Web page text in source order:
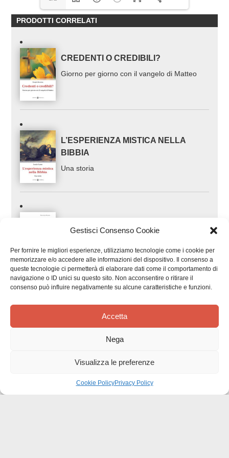
Gestisci Consenso Cookie
Per fornire le migliori esperienze, utilizziamo tecnologie come i cookie per
memorizzare e/o accedere alle informazioni del dispositivo. Il consenso a
queste tecnologie ci permetterà di elaborare dati come il comportamento di
navigazione o ID unici su questo sito. Non acconsentire o ritirare il
consenso può influire negativamente su alcune caratteristiche e funzioni.
Accetta
Nega
Visualizza le preferenze
Cookie PolicyPrivacy Policy
PRODOTTI CORRELATI
CREDENTI O CREDIBILI?
Giorno per giorno con il vangelo di Matteo
L’ESPERIENZA MISTICA NELLA
BIBBIA
Una storia
ET VERBUM CARO FACTUM EST (GV
Miscellanea in onore dei professori Mons.
nel LXXV compleanno